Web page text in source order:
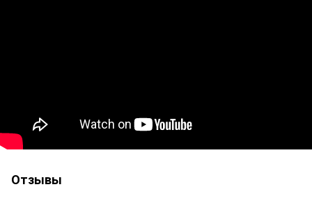
Отзывы